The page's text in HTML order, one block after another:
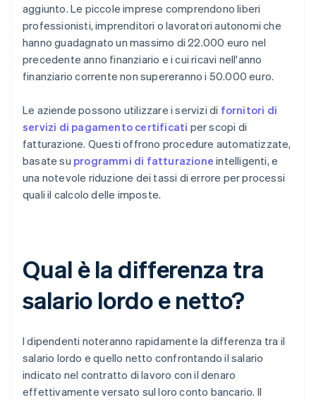
aggiunto. Le piccole imprese comprendono liberi
professionisti, imprenditori o lavoratori autonomi che
hanno guadagnato un massimo di 22.000 euro nel
precedente anno finanziario e i cui ricavi nell'anno
finanziario corrente non supereranno i 50.000 euro.
Le aziende possono utilizzare i servizi di fornitori di
servizi di pagamento certificati per scopi di
fatturazione. Questi offrono procedure automatizzate,
basate su programmi di fatturazione intelligenti, e
una notevole riduzione dei tassi di errore per processi
quali il calcolo delle imposte.
Qual è la differenza tra
salario lordo e netto?
I dipendenti noteranno rapidamente la differenza tra il
salario lordo e quello netto confrontando il salario
indicato nel contratto di lavoro con il denaro
effettivamente versato sul loro conto bancario. Il